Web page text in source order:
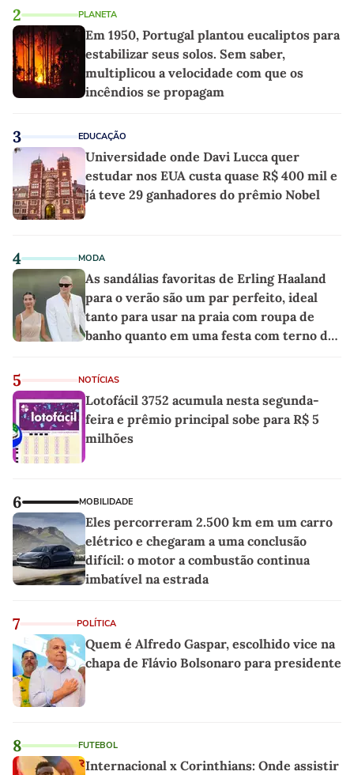
2 PLANETA
Em 1950, Portugal plantou eucaliptos para
estabilizar seus solos. Sem saber,
multiplicou a velocidade com que os
incêndios se propagam
3 EDUCAÇÃO
Universidade onde Davi Lucca quer
estudar nos EUA custa quase R$ 400 mil e
já teve 29 ganhadores do prêmio Nobel
4 MODA
As sandálias favoritas de Erling Haaland
para o verão são um par perfeito, ideal
tanto para usar na praia com roupa de
banho quanto em uma festa com terno de
5 NOTÍCIAS
Lotofácil 3752 acumula nesta segunda-
feira e prêmio principal sobe para R$ 5
milhões
6 MOBILIDADE
Eles percorreram 2.500 km em um carro
elétrico e chegaram a uma conclusão
difícil: o motor a combustão continua
imbatível na estrada
7 POLÍTICA
Quem é Alfredo Gaspar, escolhido vice na
chapa de Flávio Bolsonaro para presidente
8 FUTEBOL
Internacional x Corinthians: Onde assistir